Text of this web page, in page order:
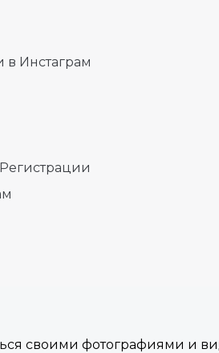
Инстаграм
своими фотографиями и